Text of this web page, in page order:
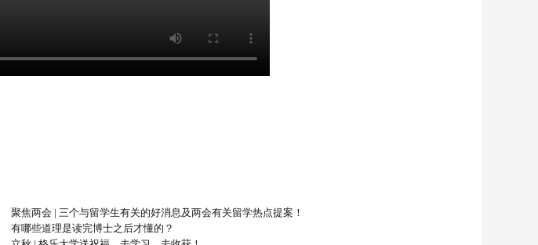
聚焦两会 | 三个与留学生有关的好消息及两会有关留学热点提案！
有哪些道理是读完博士之后才懂的？